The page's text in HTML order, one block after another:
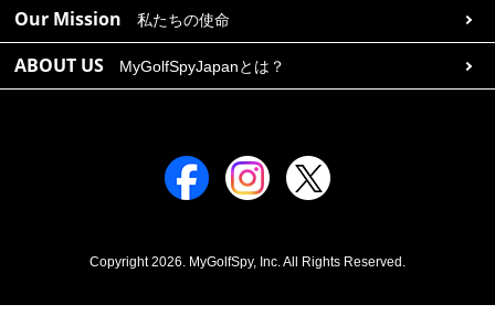
Our Mission 私たちの使命
ABOUT US MyGolfSpyJapanとは？
Copyright 2026. MyGolfSpy, Inc. All Rights Reserved.